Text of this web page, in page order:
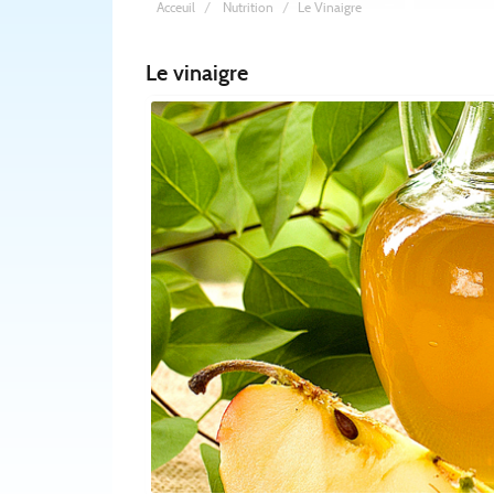
Acceuil Nutrition Le Vinaigre
Le vinaigre